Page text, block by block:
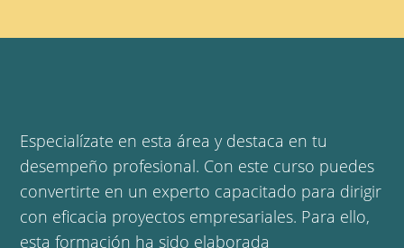
Especialízate en esta área y destaca en tu
desempeño profesional. Con este curso puedes
convertirte en un experto capacitado para dirigir
con eficacia proyectos empresariales. Para ello,
esta formación ha sido elaborada